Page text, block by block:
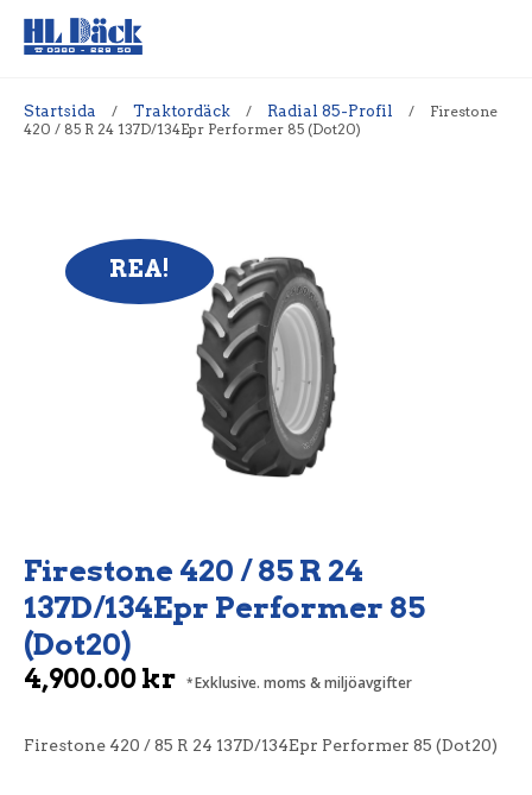
Startsida / Traktordäck / Radial 85-Profil /
Firestone
420 / 85 R 24 137D/134Epr Performer 85 (Dot20)
REA!
Firestone 420 / 85 R 24
137D/134Epr Performer 85
(Dot20)
4,900.00kr Exklusive. moms & miljöavgifter
Firestone 420 / 85 R 24 137D/134Epr Performer 85 (Dot20)